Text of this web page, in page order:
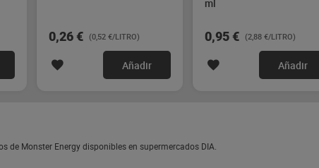
0,26 € (0,52 €/LITRO)
Añadir
ml
0,95 € (2,88 €/LITRO)
Añadir
Monster Energy disponibles en supermercados DIA.